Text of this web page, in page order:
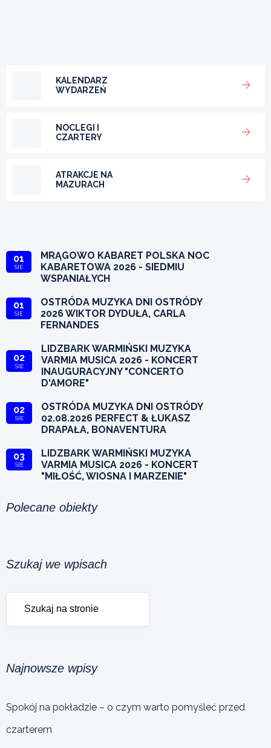
KALENDARZ
WYDARZEŃ
NOCLEGI I
CZARTERY
ATRAKCJE NA
MAZURACH
01
SIE
MRĄGOWO KABARET POLSKA NOC
KABARETOWA 2026 - SIEDMIU
WSPANIAŁYCH
01
SIE
OSTRÓDA MUZYKA DNI OSTRÓDY
2026 WIKTOR DYDUŁA, CARLA
FERNANDES
02
SIE
LIDZBARK WARMIŃSKI MUZYKA
VARMIA MUSICA 2026 - KONCERT
INAUGURACYJNY "CONCERTO
D'AMORE"
02
SIE
OSTRÓDA MUZYKA DNI OSTRÓDY
02.08.2026 PERFECT & ŁUKASZ
DRAPAŁA, BONAVENTURA
03
SIE
LIDZBARK WARMIŃSKI MUZYKA
VARMIA MUSICA 2026 - KONCERT
"MIŁOŚĆ, WIOSNA I MARZENIE"
Polecane obiekty
Szukaj we wpisach
Najnowsze wpisy
Spokój na pokładzie – o czym warto pomyśleć przed
czarterem